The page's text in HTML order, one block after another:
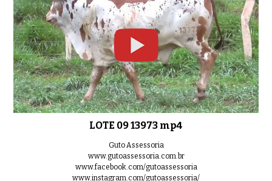
LOTE 09 13973 mp4
Guto Assessoria
www.gutoassessoria.com.br
www.facebook.com/gutoassessoria
www.instagram.com/gutoassessoria/